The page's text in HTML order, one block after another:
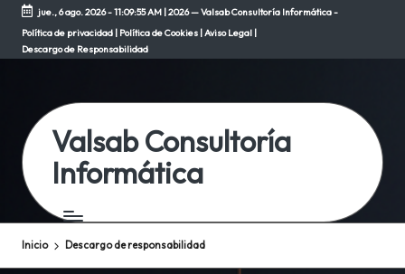
Saltar
al
jue., 6 ago. 2026-11:09:55 AM| 2026 — Valsab Consultoría Informática -
Política de privacidad | Política de Cookies |Aviso Legal |
Descargo de Responsabilidad
Valsab Consultoría
Informática
Inicio Descargo de responsabilidad